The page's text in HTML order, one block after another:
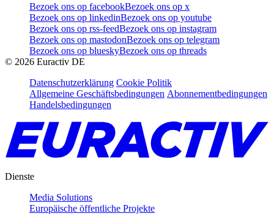
Bezoek ons op facebookBezoek ons op x
Bezoek ons op linkedinBezoek ons op youtube
Bezoek ons op rss-feedBezoek ons op instagram
Bezoek ons op mastodonBezoek ons op telegram
Bezoek ons op blueskyBezoek ons op threads
© 2026 Euractiv DE
Datenschutzerklärung Cookie Politik
Allgemeine Geschäftsbedingungen Abonnementbedingungen
Handelsbedingungen
Dienste
Media Solutions
Europäische öffentliche Projekte